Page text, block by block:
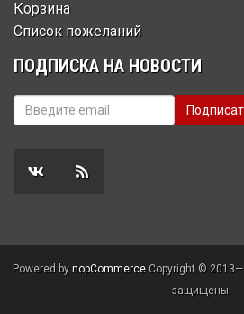
Корзина
Список пожеланий
ПОДПИСКА НА НОВОСТИ
Powered by nopCommerce Copyright ©
защищены.